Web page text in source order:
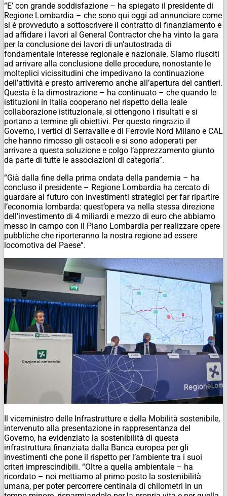
“E’ con grande soddisfazione – ha spiegato il presidente di
Regione Lombardia – che sono qui oggi ad annunciare come
si è provveduto a sottoscrivere il contratto di finanziamento e
ad affidare i lavori al General Contractor che ha vinto la gara
per la conclusione dei lavori di un’autostrada di
fondamentale interesse regionale e nazionale. Siamo riusciti
ad arrivare alla conclusione delle procedure, nonostante le
molteplici vicissitudini che impedivano la continuazione
dell’attività e presto arriveremo anche all’apertura dei cantieri.
Questa è la dimostrazione – ha continuato – che quando le
istituzioni in Italia cooperano nel rispetto della leale
collaborazione istituzionale, si ottengono i risultati e si
portano a termine gli obiettivi. Per questo ringrazio il
Governo, i vertici di Serravalle e di Ferrovie Nord Milano e CAL
che hanno rimosso gli ostacoli e si sono adoperati per
arrivare a questa soluzione e colgo l’apprezzamento giunto
da parte di tutte le associazioni di categoria”.
“Già dalla fine della prima ondata della pandemia – ha
concluso il presidente – Regione Lombardia ha cercato di
guardare al futuro con investimenti strategici per far ripartire
l’economia lombarda: quest’opera va nella stessa direzione
dell’investimento di 4 miliardi e mezzo di euro che abbiamo
messo in campo con il Piano Lombardia per realizzare opere
pubbliche che riporteranno la nostra regione ad essere
locomotiva del Paese”.
Il viceministro delle Infrastrutture e della Mobilità sostenibile,
intervenuto alla presentazione in rappresentanza del
Governo, ha evidenziato la sostenibilità di questa
infrastruttura finanziata dalla Banca europea per gli
investimenti che pone il rispetto per l’ambiente tra i suoi
criteri imprescindibili. “Oltre a quella ambientale – ha
ricordato – noi mettiamo al primo posto la sostenibilità
umana, per poter percorrere centinaia di chilometri in un